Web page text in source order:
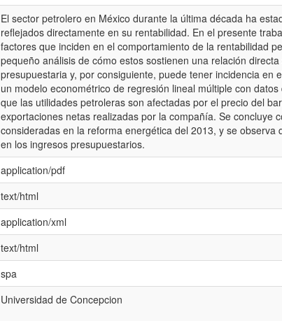
El sector petrolero en México durante la última década ha
reflejados directamente en su rentabilidad. En el presente
factores que inciden en el comportamiento de la rentabilidad
pequeño análisis de cómo estos sostienen una relación
presupuestaria y, por consiguiente, puede tener incidencia en
un modelo econométrico de regresión lineal múltiple con
que las utilidades petroleras son afectadas por el precio del
exportaciones netas realizadas por la compañía. Se concluye
consideradas en la reforma energética del 2013, y se
en los ingresos presupuestarios.
application/pdf
text/html
application/xml
text/html
spa
Universidad de Concepcion